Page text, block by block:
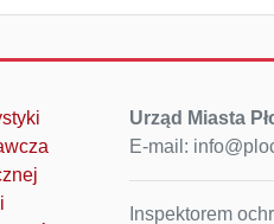
Urząd Miasta
E-mail:
Inspektorem